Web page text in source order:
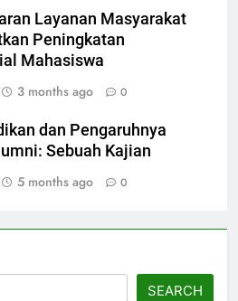
Layanan Masyarakat
Peningkatan
Mahasiswa
3 months ago 0
dan Pengaruhnya
Sebuah Kajian
5 months ago 0
SEARCH